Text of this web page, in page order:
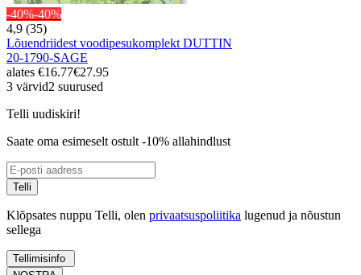
-40%-40%
4,9 (35)
Lõuendriidest voodipesukomplekt DUTTIN
20-1790-SAGE
alates €16.77€27.95
3 värvid2 suurused
Telli uudiskiri!
Saate oma esimeselt ostult -10% allahindlust
Telli
Klõpsates nuppu Telli, olen privaatsuspoliitika lugenud ja nõustun
sellega
Tellimisinfo